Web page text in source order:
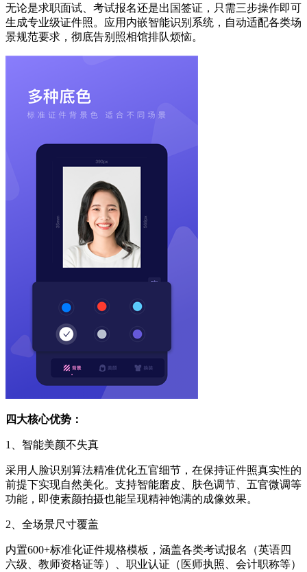
无论是求职面试、考试报名还是出国签证，只需三步操作即可
生成专业级证件照。应用内嵌智能识别系统，自动适配各类场
景规范要求，彻底告别照相馆排队烦恼。
四大核心优势：
1、智能美颜不失真
采用人脸识别算法精准优化五官细节，在保持证件照真实性的
前提下实现自然美化。支持智能磨皮、肤色调节、五官微调等
功能，即使素颜拍摄也能呈现精神饱满的成像效果。
2、全场景尺寸覆盖
内置600+标准化证件规格模板，涵盖各类考试报名（英语四
六级、教师资格证等）、职业认证（医师执照、会计职称等）